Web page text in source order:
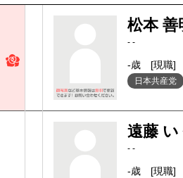
松本 善
- -
-歳 [現職]
日本共産党
遠藤 い
- -
-歳 [現職]